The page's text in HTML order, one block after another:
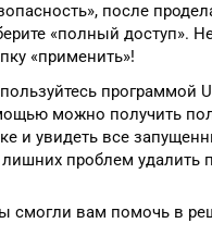
после
«полный доступ».
«применить»!
программой
можно получить
и увидеть все
лишних проблем удалить
смогли вам помочь в